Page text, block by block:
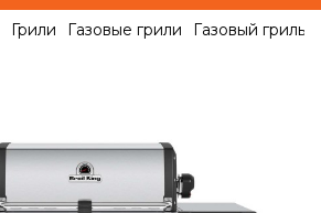
Грили Газовые грили Газовый гриль